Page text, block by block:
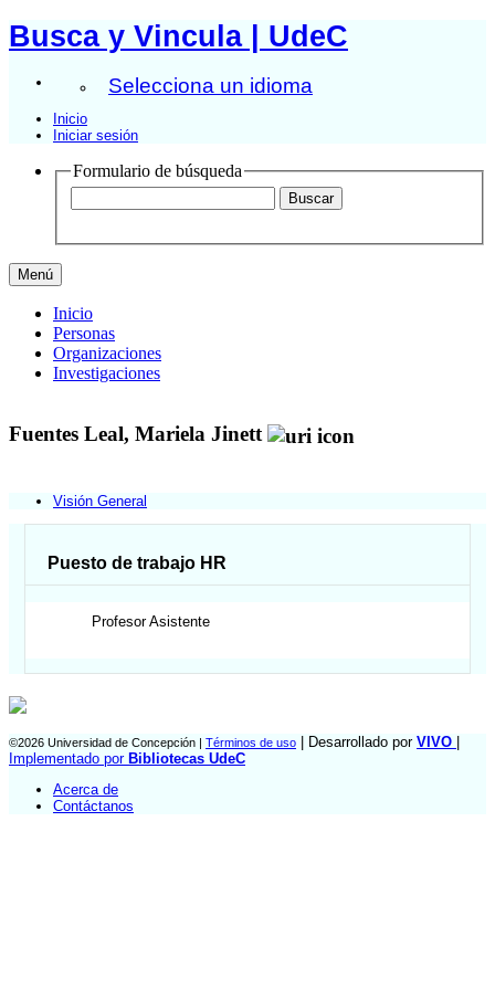
Busca y Vincula | UdeC
Selecciona un idioma
Inicio
Iniciar sesión
Formulario de búsqueda
Menú
Inicio
Personas
Organizaciones
Investigaciones
Fuentes Leal, Mariela Jinett
Visión General
Puesto de trabajo HR
Profesor Asistente
©2026 Universidad de Concepción | Términos de uso | Desarrollado por VIVO
Implementado por Bibliotecas UdeC
Acerca de
Contáctanos